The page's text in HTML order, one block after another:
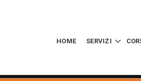
HOME SERVIZI